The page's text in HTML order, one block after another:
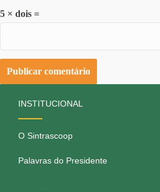
5 × dois =
INSTITUCIONAL
O Sintrascoop
Palavras do Presidente